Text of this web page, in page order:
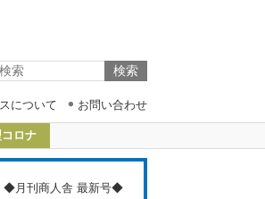
について お問い合わせ
ロナ
◆月刊商人舎 最新号◆